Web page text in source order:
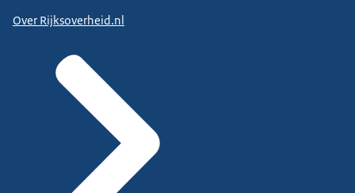
Over Rijksoverheid.nl